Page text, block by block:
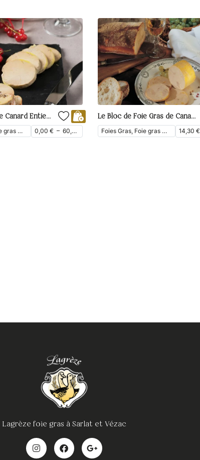
Le Foie Gras de Canard Entier du Périgord Mi-Cuit dans son Torchon
Foies Gras, Foie gras mi-cuit, Foie gras entier, Foie Gras de Canard 0,00 € – 60,70
Le Bloc de Foie Gras de Canard Mi-Cuit
Foies Gras, Foie gras mi-cuit, Bloc de foie gras, Foie Gras de Canard 14,30€
Lagrèze foie gras à Sarlat et Vézac